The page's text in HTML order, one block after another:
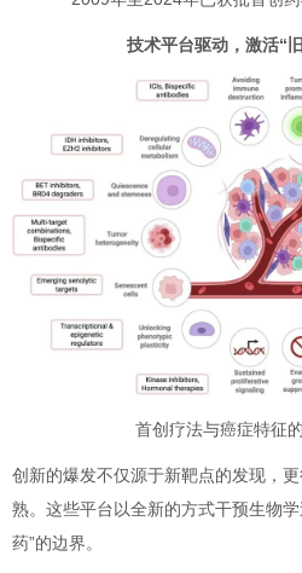
技术平台驱动，激活“
首创疗法与癌症特征
创新的爆发不仅源于新靶点的发现，
熟。这些平台以全新的方式干预生物
药”的边界。